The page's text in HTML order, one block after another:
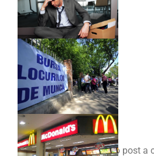
Comenteaza
You must belogged into post a